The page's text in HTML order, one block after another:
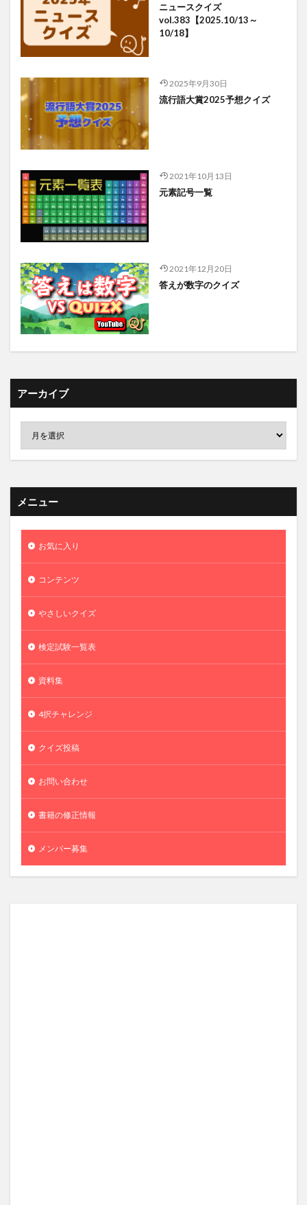
ニュースクイズ
vol.383【2025.10/13～
10/18】
2025年9月30日
流行語大賞2025予想クイズ
2021年10月13日
元素記号一覧
2021年12月20日
答えが数字のクイズ
アーカイブ
メニュー
お気に入り
コンテンツ
やさしいクイズ
検定試験一覧表
資料集
4択チャレンジ
クイズ投稿
お問い合わせ
書籍の修正情報
メンバー募集